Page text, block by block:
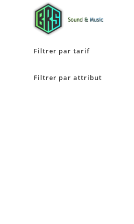
Filtrer par tarif
Filtrer par attribut